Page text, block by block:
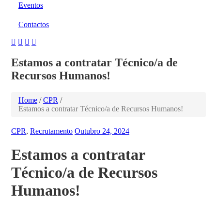
Eventos
Contactos
Estamos a contratar Técnico/a de
Recursos Humanos!
Home / CPR /
Estamos a contratar Técnico/a de Recursos Humanos!
CPR, Recrutamento Outubro 24, 2024
Estamos a contratar
Técnico/a de Recursos
Humanos!